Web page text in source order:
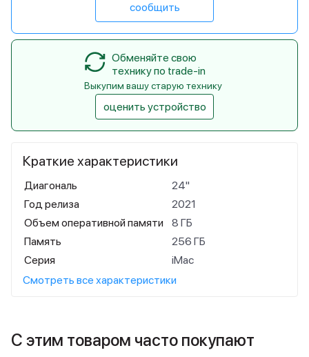
Краткие характеристики
Диагональ
24"
Год релиза
2021
Объем оперативной памяти
8 ГБ
Память
256 ГБ
Серия
iMac
Смотреть все характеристики
сообщить
Обменяйте свою
технику по trade-in
Выкупим вашу старую технику
оценить устройство
С этим товаром часто покупают